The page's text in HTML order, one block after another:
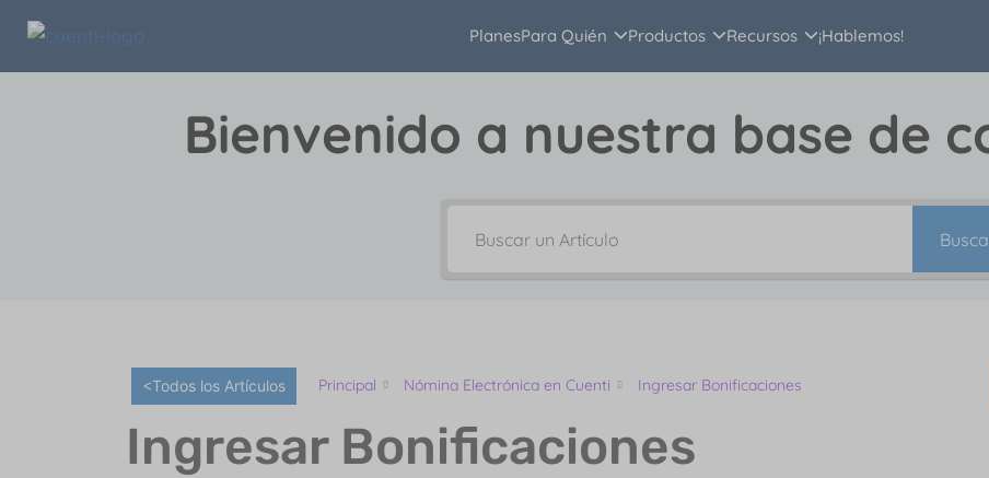
PlanesPara Quién Productos Recursos ¡Hablemos!
Bienvenido a nuestra base de
<Todos los Artículos Principal Nómina Electrónica en Cuenti Ingresar Bonificaciones
Ingresar Bonificaciones